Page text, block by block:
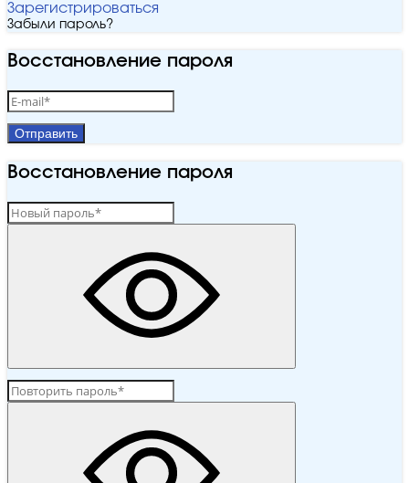
Зарегистрироваться
Забыли пароль?
Восстановление пароля
Отправить
Восстановление пароля